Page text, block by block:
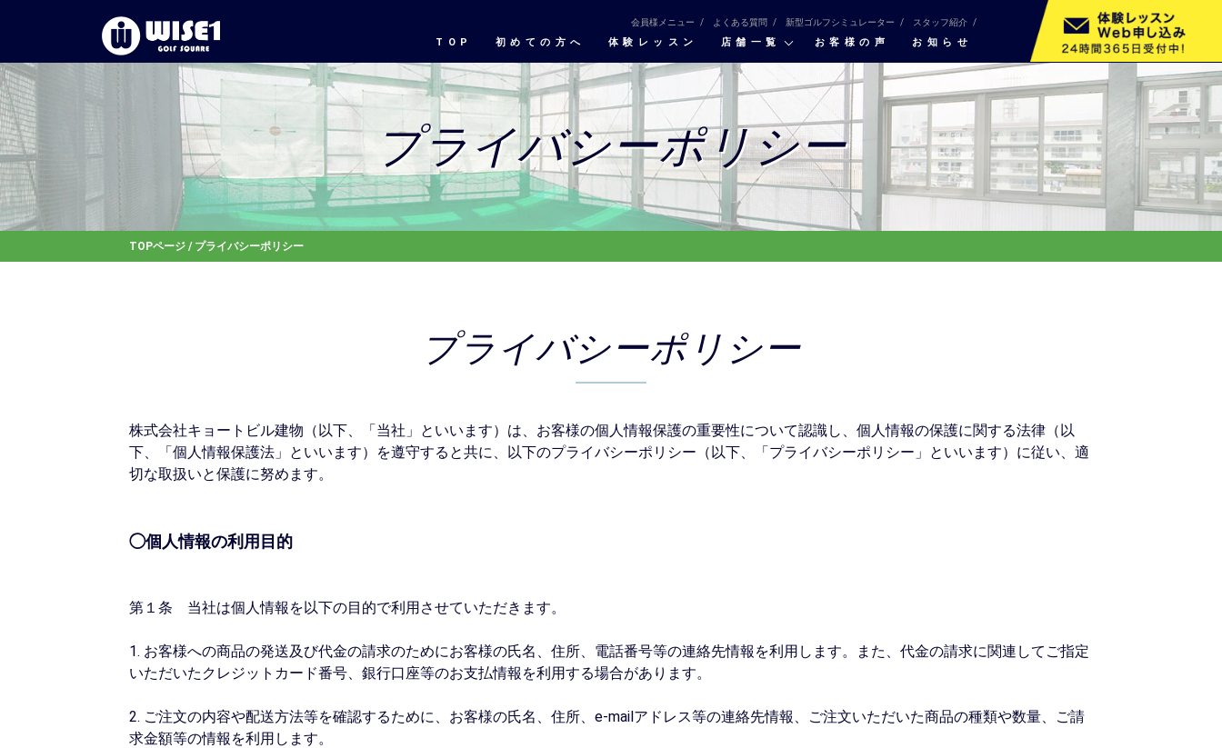
会員様メニュー よくある質問 新型ゴルフシミュレーター スタッフ紹介
TOP 初めての⽅へ 体験レッスン 店舗一覧 お客様の声 お知らせ
プライバシーポリシー
TOPページ / プライバシーポリシー
プライバシーポリシー
株式会社キョートビル建物（以下、「当社」といいます）は、お客様の個人情報保護の重要性について認識し、個人情報の保護に関する法律（以
下、「個人情報保護法」といいます）を遵守すると共に、以下のプライバシーポリシー（以下、「プライバシーポリシー」といいます）に従い、適
切な取扱いと保護に努めます。
◯個人情報の利用目的
第１条 当社は個人情報を以下の目的で利用させていただきます。
1. お客様への商品の発送及び代金の請求のためにお客様の氏名、住所、電話番号等の連絡先情報を利用します。また、代金の請求に関連してご指定
いただいたクレジットカード番号、銀行口座等のお支払情報を利用する場合があります。
2. ご注文の内容や配送方法等を確認するために、お客様の氏名、住所、e-mailアドレス等の連絡先情報、ご注文いただいた商品の種類や数量、ご請
求金額等の情報を利用します。